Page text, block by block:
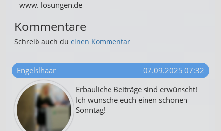
www. losungen.de
Kommentare
Schreib auch du einen Kommentar
Engelslhaar
07.09.2025 07:32
Erbauliche Beiträge sind erwünscht!
Ich wünsche euch einen schönen
Sonntag!